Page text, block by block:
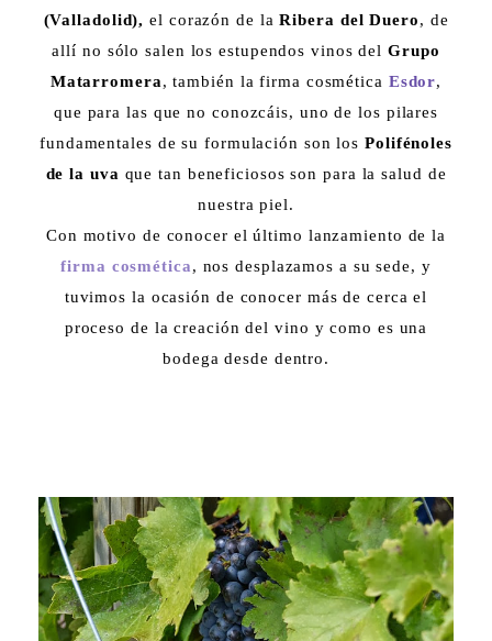
(Valladolid), el corazón de laRibera del Duero, de
allí no sólo salen los estupendos vinos delGrupo
Matarromera, también la firma cosmética Esdor,
que para las que no conozcáis, uno de los pilares
fundamentales de su formulación son losPolifénoles
de la uva que tan beneficiosos son para la salud de
nuestra piel.
Con motivo de conocer el último lanzamiento de la
firma cosmética, nos desplazamos a su sede, y
tuvimos la ocasión de conocer más de cerca el
proceso de la creación del vino y como es una
bodega desde dentro.